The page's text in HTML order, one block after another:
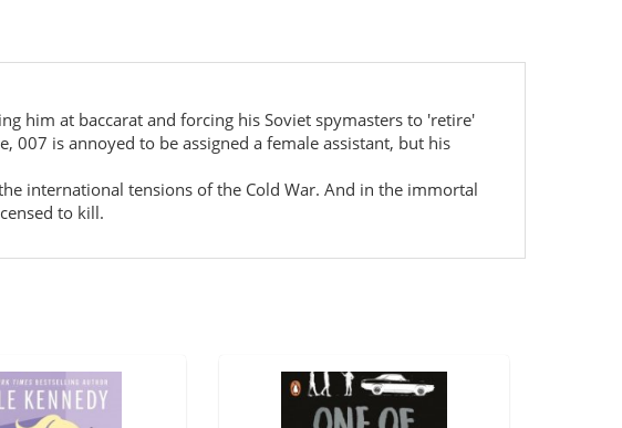
him at baccarat and forcing his Soviet spymasters to 'retire'
is annoyed to be assigned a female assistant, but his
international tensions of the Cold War. And in the immortal
to kill.